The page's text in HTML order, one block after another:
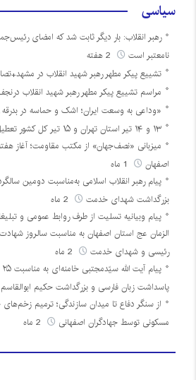
سیاسی
رهبر انقلاب: بار دیگر ثابت شد که امضای
نامعتبر است
تشییع پیکر مطهر رهبر شهید انقلاب در
مراسم تشییع پیکر مطهر رهبر شهید انقلاب
«وداعی به وسعت ایران؛ اشک و حماسه در بدرقه
۱۳ و ۱۴ تیر استان تهران و ۱۵ تیر کل کشور تعطیل است
میزبانی «نصف‌جهان» از مکتب مقاومت؛ آغاز
اصفهان
پیام رهبر انقلاب اسلامی به‌مناسبت دومین
بزرگداشت شهدای خدمت
پیام وبیانیه تسلیت از طرف روابط عمومی و
الزمان عج استان اصفهان به مناسبت سالروز
رئیسی و شهدای خدمت
پاسداشت زبان فارسی و بزرگداشت حکیم
مسکونی توسط جهادگران اصفهانی